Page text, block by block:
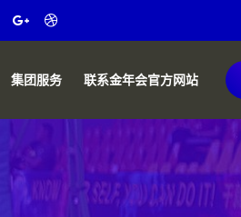
集团服务 联系金年会官方网站